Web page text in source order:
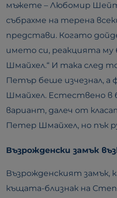
мъжете – Любомир
събрахме на терена
представи. Когато
името си, реакцията
Шмайхел.“ И така след
Петър беше изчезнал, а
Шмайхел. Естествено в
вариант, далеч от
Петeр Шмайхел, но пък
Възрожденски замък
Възрожденският замък,
къщата-близнак на